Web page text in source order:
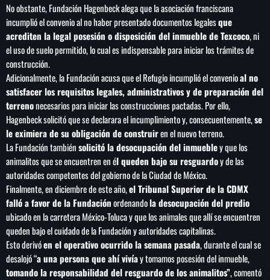
No obstante, Fundación Hagenbeck alega que la asociación franciscana
incumplió el convenio al no haber presentado documentos legalesque
acrediten la legal posesión o disposición del inmueble de Texcoco, ni
el uso de suelo permitido, lo cual es indispensable para iniciar los trámites de
construcción.
Adicionalmente, la Fundación acusa que el Refugio incumplió el convenioal no
satisfacer los requisitos legales, administrativos y de preparación del
terrenonecesarios para iniciar las construcciones pactadas. Por ello,
Hagenbeck solicitó que se declarara el incumplimiento y, consecuentemente,se
le eximiera de su obligación de construiren el nuevo terreno.
La Fundación tambiénsolicitó la desocupación del inmuebley que los
animalitos que se encuentren en él queden bajo su resguardoy de las
autoridades competentes del gobierno de la Ciudad de México.
Finalmente, en diciembre de este año,el Tribunal Superior de la CDMX
falló a favor de la Fundaciónordenandola desocupación del predio
ubicado en la carretera México-Toluca y que los animales que allí se encuentren
queden bajo el cuidado de la Fundación y autoridades capitalinas.
Esto derivóen el operativo ocurrido la semana pasada, durante el cual se
desalojó “a una persona que ahí vivíay tomamos posesión del inmueble,
tomando la responsabilidad del resguardo de los animalitos”, comentó